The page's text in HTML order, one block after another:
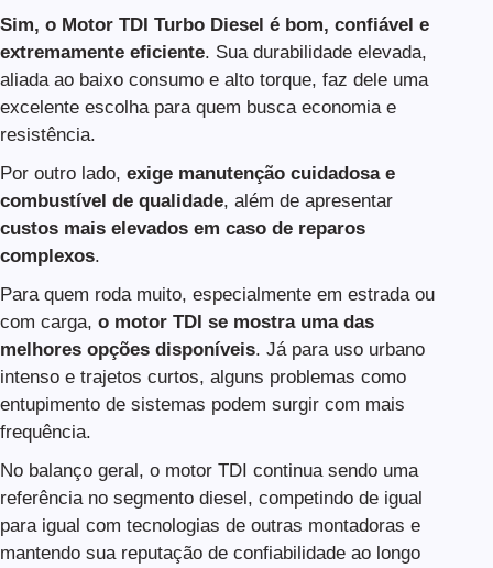
Sim, o Motor TDI Turbo Diesel é bom, confiável e
extremamente eficiente. Sua durabilidade elevada,
aliada ao baixo consumo e alto torque, faz dele uma
excelente escolha para quem busca economia e
resistência.
Por outro lado, exige manutenção cuidadosa e
combustível de qualidade, além de apresentar
custos mais elevados em caso de reparos
complexos.
Para quem roda muito, especialmente em estrada ou
com carga, o motor TDI se mostra uma das
melhores opções disponíveis. Já para uso urbano
intenso e trajetos curtos, alguns problemas como
entupimento de sistemas podem surgir com mais
frequência.
No balanço geral, o motor TDI continua sendo uma
referência no segmento diesel, competindo de igual
para igual com tecnologias de outras montadoras e
mantendo sua reputação de confiabilidade ao longo